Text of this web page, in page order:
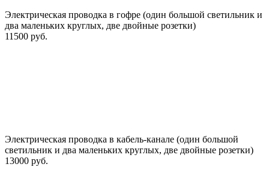
Электрическая проводка в гофре (один большой светильник и
два маленьких круглых, две двойные розетки)
11500 руб.
Электрическая проводка в кабель-канале (один большой
светильник и два маленьких круглых, две двойные розетки)
13000 руб.